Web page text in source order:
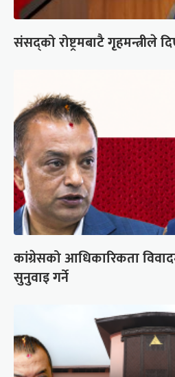
संसद्को रोष्ट्रमबाटै गृहमन्त्रीले
कांग्रेसको आधिकारिकता
सुनुवाइ गर्ने